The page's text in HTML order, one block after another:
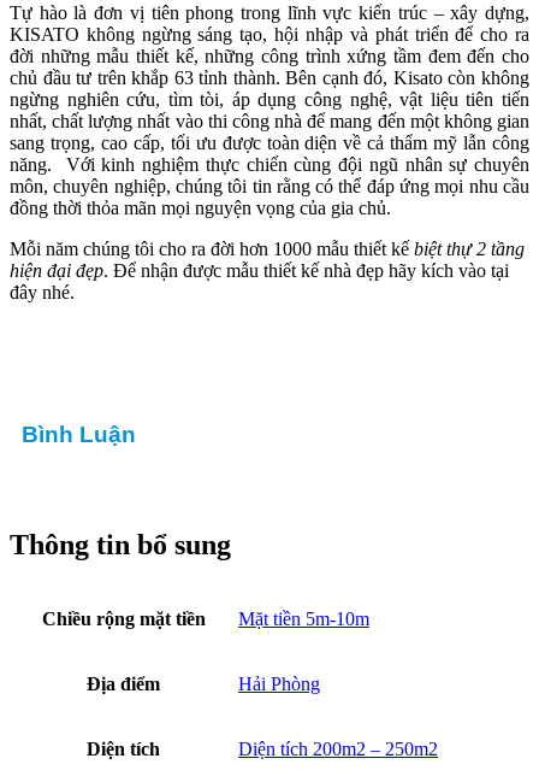
Tự hào là đơn vị tiên phong trong lĩnh vực kiến trúc – xây dựng,
KISATO không ngừng sáng tạo, hội nhập và phát triển để cho ra
đời những mẫu thiết kế, những công trình xứng tầm đem đến cho
chủ đầu tư trên khắp 63 tỉnh thành. Bên cạnh đó, Kisato còn không
ngừng nghiên cứu, tìm tòi, áp dụng công nghệ, vật liệu tiên tiến
nhất, chất lượng nhất vào thi công nhà để mang đến một không gian
sang trọng, cao cấp, tối ưu được toàn diện về cả thẩm mỹ lẫn công
năng. Với kinh nghiệm thực chiến cùng đội ngũ nhân sự chuyên
môn, chuyên nghiệp, chúng tôi tin rằng có thể đáp ứng mọi nhu cầu
đồng thời thỏa mãn mọi nguyện vọng của gia chủ.
Mỗi năm chúng tôi cho ra đời hơn 1000 mẫu thiết kế biệt thự 2 tầng
hiện đại đẹp. Để nhận được mẫu thiết kế nhà đẹp hãy kích vào tại
đây nhé.
Bình Luận
Thông tin bổ sung
Chiều rộng mặt tiền Mặt tiền 5m-10m
Địa điểm Hải Phòng
Diện tích Diện tích 200m2 – 250m2